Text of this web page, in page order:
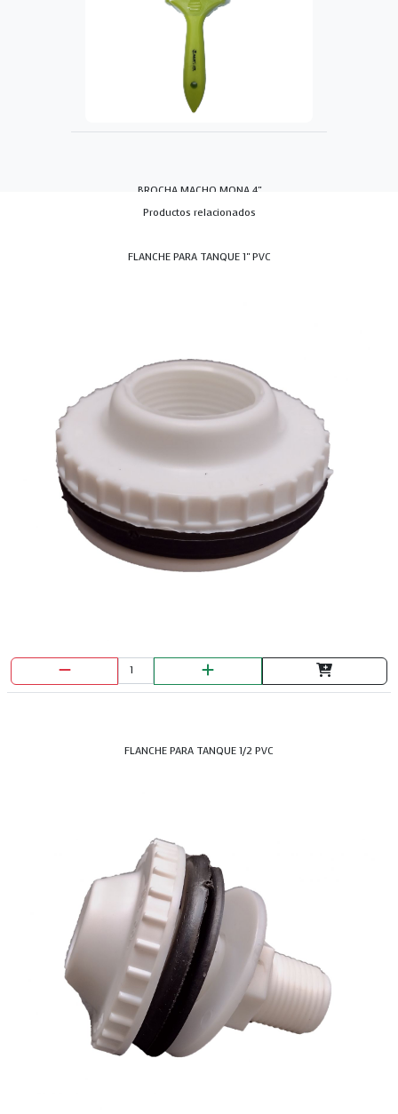
BROCHA MACHO MONA 4"
BROCHA MACHO MONA 5"
BROCHA PRETUL 1 1/2"
Productos relacionados
FLANCHE PARA TANQUE 1" PVC
FLANCHE PARA TANQUE 1/2 PVC